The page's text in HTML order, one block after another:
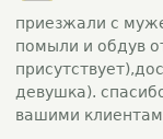
приезжали с
помыли и обдув
девушка).
вашими